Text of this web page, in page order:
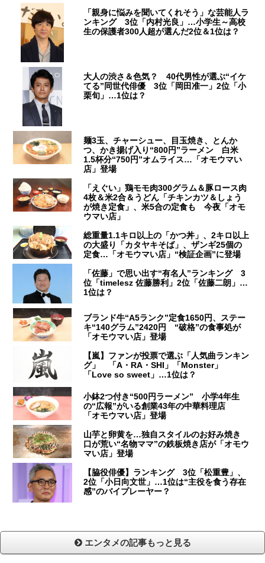
「親身に悩みを聞いてくれそう」な芸能人ラ
ンキング 3位「内村光良」…小学生～高校
生の保護者300人超が選んだ2位＆1位は？
大人の渋さ＆色気？ 40代男性が選ぶ“イケ
てる”同世代俳優 3位「岡田准一」2位「小
栗旬」…1位は？
麺3玉、チャーシュー、目玉焼き、とんか
つ、かき揚げ入り“800円”ラーメン 白米
1.5杯分“750円”オムライス…「オモウマい
店」登場
「えぐい」鶏モモ肉300グラム＆豚ロース肉
4枚＆米2合＆うどん「チキンカツ＆しょう
が焼き定食」、米5合の定食も 今夜「オモ
ウマい店」
総重量1.1キロ以上の「かつ丼」、2キロ以上
の大盛り「カタヤキそば」、ザンギ25個の
定食…「オモウマい店」“検証企画”に登場
「佐藤」で思い出す“有名人”ランキング 3
位「timelesz 佐藤勝利」2位「佐藤二朗」…
1位は？
ブランド牛“A5ランク”定食1650円、ステー
キ“140グラム”2420円 “破格”の食事処が
「オモウマい店」登場
【嵐】ファンが投票で選ぶ「人気曲ランキン
グ」 「A・RA・SHI」「Monster」
「Love so sweet」…1位は？
小鉢2つ付き“500円ラーメン” 小学4年生
の“広報”がいる創業43年の中華料理店
「オモウマい店」登場
山芋と卵黄を…独自スタイルのお好み焼き
口が荒い“名物ママ”の鉄板焼き店が「オモウ
マい店」登場
【脇役俳優】ランキング 3位「松重豊」、
2位「小日向文世」…1位は“主役を食う存在
感”のバイプレーヤー？
エンタメの記事もっと見る